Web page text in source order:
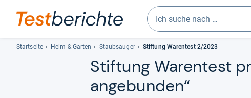
Geben
Sie
mindestens
drei
Zeichen
ein.
Startseite Heim & Garten Staubsauger Stiftung Warentest 2/2023
Stif­tung Waren­test
ange­bun­den“